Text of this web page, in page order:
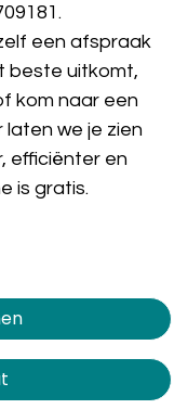
.
een afspraak
beste uitkomt,
kom naar een
laten we je zien
efficiënter en
is gratis.